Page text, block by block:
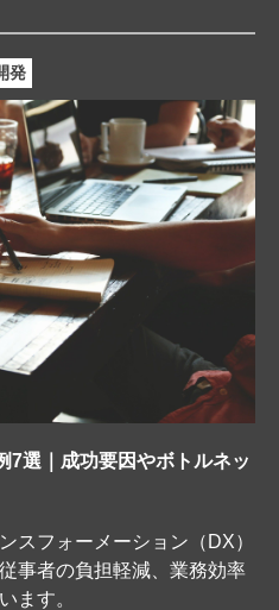
発
7選｜成功要因やボトルネッ
スフォーメーション（DX）
事者の負担軽減、業務効率
ます。